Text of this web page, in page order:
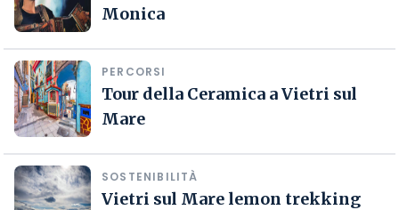
Monica
PERCORSI
Tour della Ceramica a Vietri sul
Mare
SOSTENIBILITÀ
Vietri sul Mare lemon trekking